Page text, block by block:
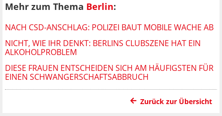
Mehr zum Thema Berlin:
NACH CSD-ANSCHLAG: POLIZEI BAUT MOBILE WACHE AB
NICHT, WIE IHR DENKT: BERLINS CLUBSZENE HAT EIN
ALKOHOLPROBLEM
DIESE FRAUEN ENTSCHEIDEN SICH AM HÄUFIGSTEN FÜR
EINEN SCHWANGERSCHAFTSABBRUCH
Zurück zur Übersicht